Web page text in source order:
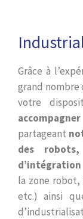
Grâce à
grand nombre
votre
partageant
des
d’intégration
la zone robot,
etc.) ainsi